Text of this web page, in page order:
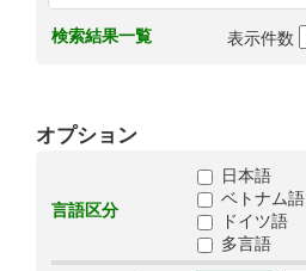
検索結果一覧 表示件数
オプション
言語区分
日本語
ベトナム語
ドイツ語
多言語